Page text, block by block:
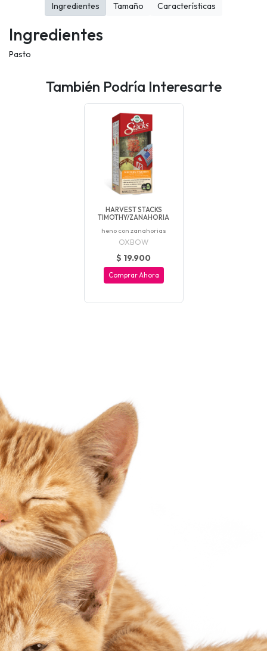
Ingredientes
Pasto
Ingredientes Tamaño Características
También Podría Interesarte
HARVEST STACKS
TIMOTHY/ZANAHORIA
heno con zanahorias
OXBOW
$ 19.900
Comprar Ahora